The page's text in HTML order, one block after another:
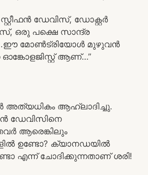
ഡേവിസ്, ഡോക്റ്റര്‍
ഒരു പക്ഷെ സാന്ദ്ര
മോണ്‍ട്രിയോള്‍ മുഴുവന്‍
ഓങ്കോളജിസ്റ്റ് ആണ്…”
അത്യധികം ആഹ്ലാദിച്ചു.
ഡേവിസിനെ
ആരെങ്കിലും
ഉണ്ടോ? ക്യാനഡയില്‍
എന്ന് ചോദിക്കുന്നതാണ് ശരി!